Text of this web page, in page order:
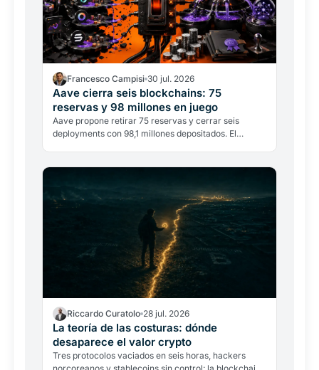
Francesco Campisi 30 jul. 2026
Aave cierra seis blockchains: 75
reservas y 98 millones en juego
Aave propone retirar 75 reservas y cerrar seis
deployments con 98,1 millones depositados. El
Riccardo Curatolo 28 jul. 2026
La teoría de las costuras: dónde
desaparece el valor crypto
Tres protocolos vaciados en seis horas, hackers